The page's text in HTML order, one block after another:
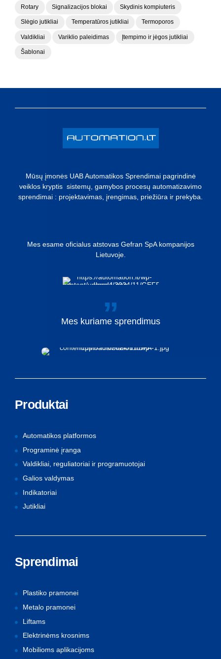
Rotary Signalizacijos blokai Skydinis kompiuteris
Slėgio jutikliai Temperatūros jutikliai Termoporos
Valdikliai Variklio paleidimas Įtempimo ir jėgos jutikliai
Šablonai
Mūsų įmonės UAB Automatikos Sprendimai pagrindinė
veiklos kryptis sistemų, gamybos procesų automatizavimo
sprendimai : projektavimas, įrengimas, priežiūra ir prekyba.
Mes esame oficialus atstovas Gefran SpA kompanijos
Lietuvoje.
Mes kuriame sprendimus
Produktai
Automatikos platformos
Programinė įranga
Valdikliai, reguliatoriai ir programuotojai
Galios valdymas
Indikatoriai
Jutikliai
Sprendimai
Plastiko pramonei
Metalo pramonei
Liftams
Elektrinėms krosnims
Mobilioms aplikacijoms